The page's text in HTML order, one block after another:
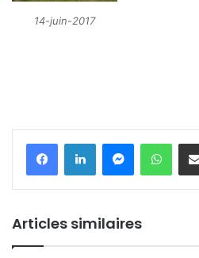
14-juin-2017
Articles similaires